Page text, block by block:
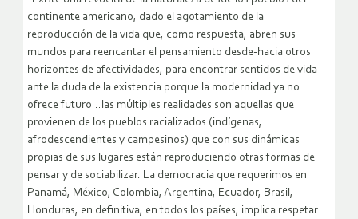
continente americano, dado el agotamiento de la
reproducción de la vida que, como respuesta, abren sus
mundos para reencantar el pensamiento desde-hacia otros
horizontes de afectividades, para encontrar sentidos de vida
ante la duda de la existencia porque la modernidad ya no
ofrece futuro…las múltiples realidades son aquellas que
provienen de los pueblos racializados (indígenas,
afrodescendientes y campesinos) que con sus dinámicas
propias de sus lugares están reproduciendo otras formas de
pensar y de sociabilizar. La democracia que requerimos en
Panamá, México, Colombia, Argentina, Ecuador, Brasil,
Honduras, en definitiva, en todos los países, implica respetar